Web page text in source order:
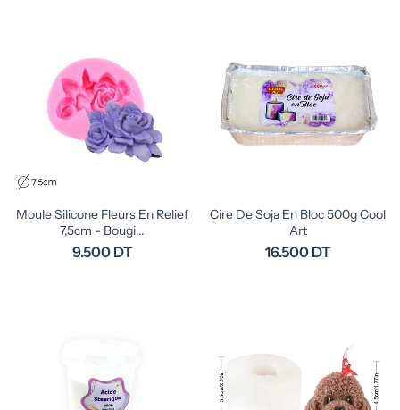
Moule Silicone Fleurs En Relief
7,5cm - Bougi...
9.500 DT
Cire De Soja En Bloc 500g Cool
Art
16.500 DT